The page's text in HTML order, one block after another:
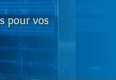
pour vos